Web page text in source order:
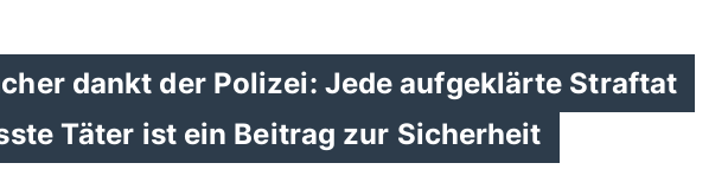
dankt der Polizei: Jede aufgeklärte Straftat
Täter ist ein Beitrag zur Sicherheit